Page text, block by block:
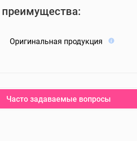
Оригинальная продукция
Часто задаваемые вопросы